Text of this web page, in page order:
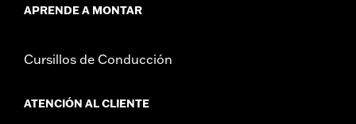
APRENDE A MONTAR
Cursillos de Conducción
ATENCIÓN AL CLIENTE